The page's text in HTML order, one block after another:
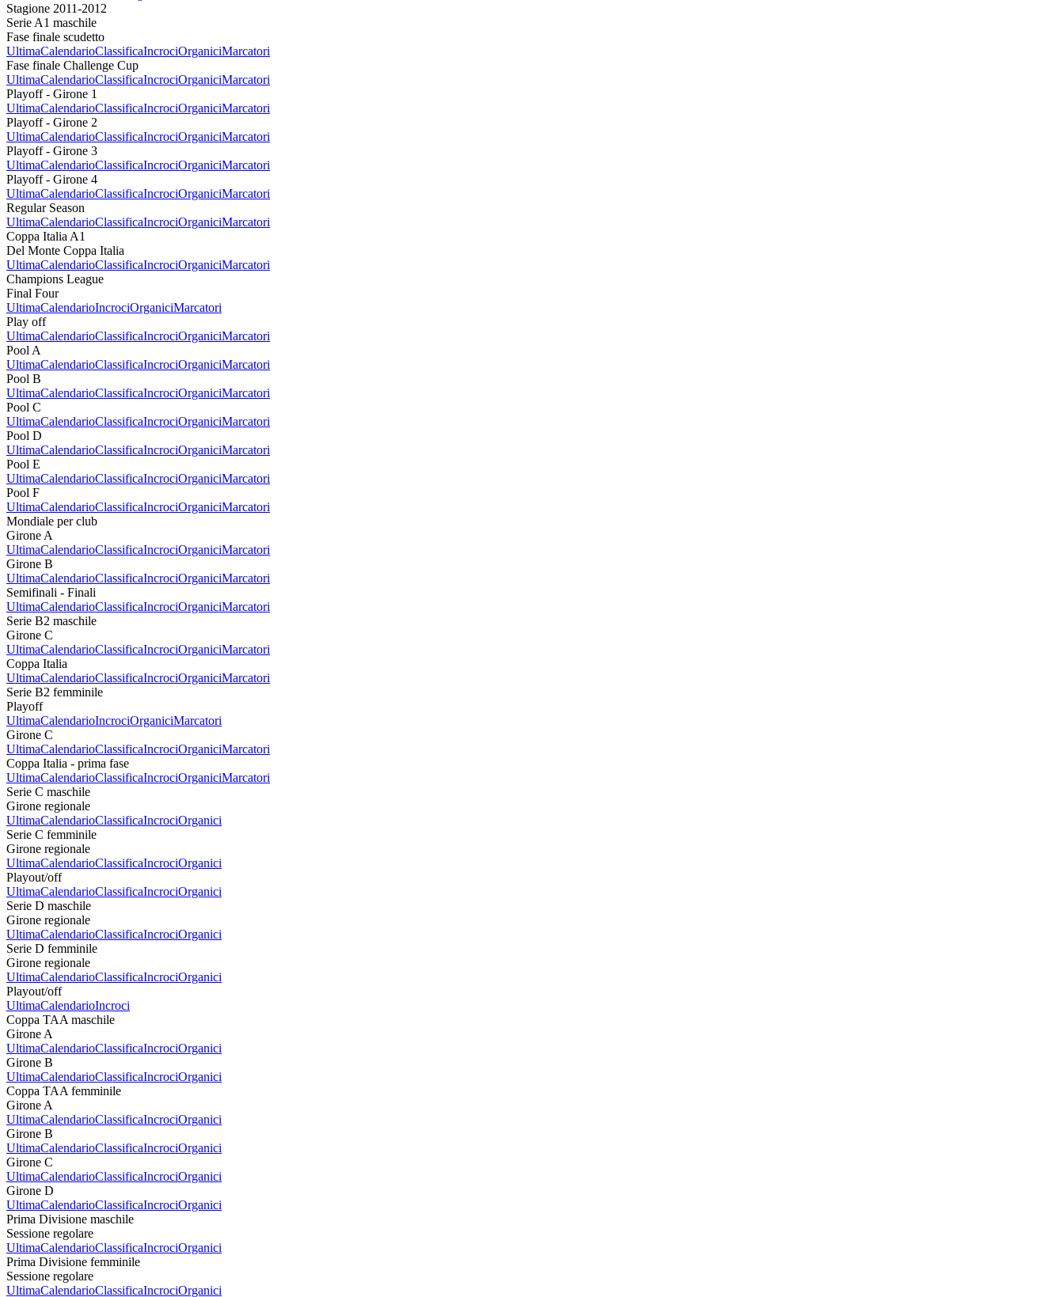
Stagione 2011-2012
Serie A1 maschile
Fase finale scudetto
UltimaCalendarioClassificaIncrociOrganiciMarcatori
Fase finale Challenge Cup
UltimaCalendarioClassificaIncrociOrganiciMarcatori
Playoff - Girone 1
UltimaCalendarioClassificaIncrociOrganiciMarcatori
Playoff - Girone 2
UltimaCalendarioClassificaIncrociOrganiciMarcatori
Playoff - Girone 3
UltimaCalendarioClassificaIncrociOrganiciMarcatori
Playoff - Girone 4
UltimaCalendarioClassificaIncrociOrganiciMarcatori
Regular Season
UltimaCalendarioClassificaIncrociOrganiciMarcatori
Coppa Italia A1
Del Monte Coppa Italia
UltimaCalendarioClassificaIncrociOrganiciMarcatori
Champions League
Final Four
UltimaCalendarioIncrociOrganiciMarcatori
Play off
UltimaCalendarioClassificaIncrociOrganiciMarcatori
Pool A
UltimaCalendarioClassificaIncrociOrganiciMarcatori
Pool B
UltimaCalendarioClassificaIncrociOrganiciMarcatori
Pool C
UltimaCalendarioClassificaIncrociOrganiciMarcatori
Pool D
UltimaCalendarioClassificaIncrociOrganiciMarcatori
Pool E
UltimaCalendarioClassificaIncrociOrganiciMarcatori
Pool F
UltimaCalendarioClassificaIncrociOrganiciMarcatori
Mondiale per club
Girone A
UltimaCalendarioClassificaIncrociOrganiciMarcatori
Girone B
UltimaCalendarioClassificaIncrociOrganiciMarcatori
Semifinali - Finali
UltimaCalendarioClassificaIncrociOrganiciMarcatori
Serie B2 maschile
Girone C
UltimaCalendarioClassificaIncrociOrganiciMarcatori
Coppa Italia
UltimaCalendarioClassificaIncrociOrganiciMarcatori
Serie B2 femminile
Playoff
UltimaCalendarioIncrociOrganiciMarcatori
Girone C
UltimaCalendarioClassificaIncrociOrganiciMarcatori
Coppa Italia - prima fase
UltimaCalendarioClassificaIncrociOrganiciMarcatori
Serie C maschile
Girone regionale
UltimaCalendarioClassificaIncrociOrganici
Serie C femminile
Girone regionale
UltimaCalendarioClassificaIncrociOrganici
Playout/off
UltimaCalendarioClassificaIncrociOrganici
Serie D maschile
Girone regionale
UltimaCalendarioClassificaIncrociOrganici
Serie D femminile
Girone regionale
UltimaCalendarioClassificaIncrociOrganici
Playout/off
UltimaCalendarioIncroci
Coppa TAA maschile
Girone A
UltimaCalendarioClassificaIncrociOrganici
Girone B
UltimaCalendarioClassificaIncrociOrganici
Coppa TAA femminile
Girone A
UltimaCalendarioClassificaIncrociOrganici
Girone B
UltimaCalendarioClassificaIncrociOrganici
Girone C
UltimaCalendarioClassificaIncrociOrganici
Girone D
UltimaCalendarioClassificaIncrociOrganici
Prima Divisione maschile
Sessione regolare
UltimaCalendarioClassificaIncrociOrganici
Prima Divisione femminile
Sessione regolare
UltimaCalendarioClassificaIncrociOrganici